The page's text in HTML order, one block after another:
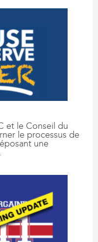
et le Conseil du
le processus de
une